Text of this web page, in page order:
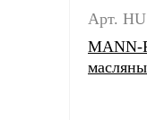
Арт.
MANN-